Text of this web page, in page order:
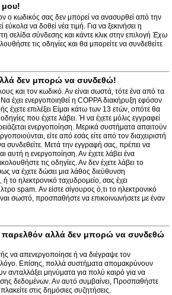
μου!
ο κωδικός σας δεν μπορεί να ανασυρθεί από την
να δοθεί νέα τιμή. Για να ξεκινήσει η
σελίδα σύνδεσης και κάντε κλικ στην επιλογή Έχω
τις οδηγίες και θα μπορείτε να συνδεθείτε
δεν μπορώ να συνδεθώ!
και τον κωδικό. Αν είναι σωστά, τότε ένα από τα
έχει ενεργοποιηθεί η COPPA διακήρυξη εφόσον
έχετε επιλέξει Είμαι κάτω των 13 ετών, οπότε θα
που έχετε λάβει. Ή να έχετε μόλις εγγραφεί
ενεργοποίηση. Μερικά συστήματα απαιτούν
είτε από εσάς είτε από τον διαχειριστή
συνδεθείτε. Μετά την εγγραφή σας, πρέπει να
αυτή η ενεργοποίηση. Αν έχετε λάβει ένα
τις οδηγίες. Αν δεν έχετε λάβει το
να έχετε δώσει μια λάθος διεύθυνση
το ηλεκτρονικό ταχυδρομείο, σας έχει
spam. Αν είστε σίγουρος ό,τι το ηλεκτρονικό
σωστό, προσπαθήστε να επικοινωνήσετε με έναν
παρελθόν αλλά δεν μπορώ να συνδεθώ
να απενεργοποίησε ή να διέγραψε τον
Επίσης, πολλά συστήματα απομακρύνουν
ανταλλάξει μηνύματα για πολύ καιρό για να
δεδομένων. Αν αυτό συμβαίνει, Προσπαθήστε
στις δημόσιες συζητήσεις.